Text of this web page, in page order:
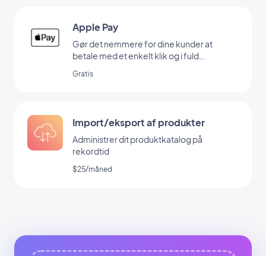
Apple Pay
Gør det nemmere for dine kunder at
betale med et enkelt klik og i fuld
Gratis
Import/eksport af produkter
Administrer dit produktkatalog på
rekordtid
$25/måned